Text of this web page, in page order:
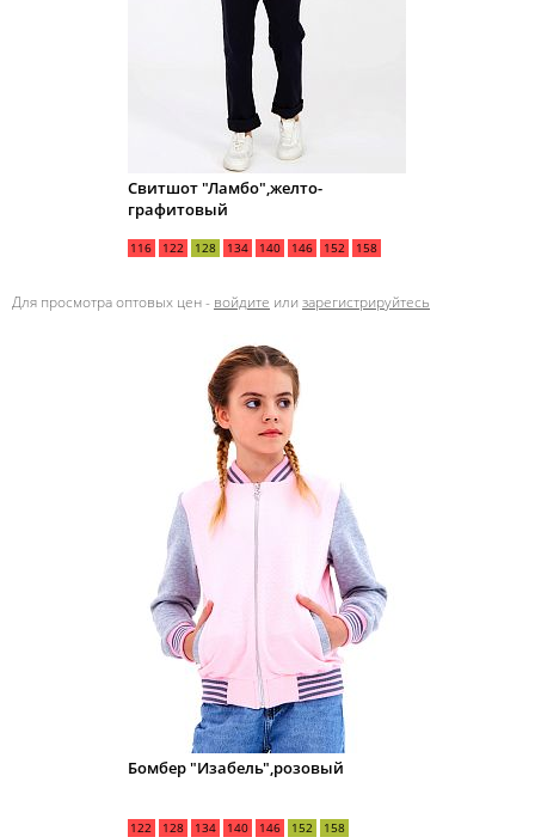
Свитшот "Ламбо",желто-
графитовый
116 122 128 134 140 146 152 158
Для просмотра оптовых цен - войдите или зарегистрируйтесь
Бомбер "Изабель",розовый
122 128 134 140 146 152 158